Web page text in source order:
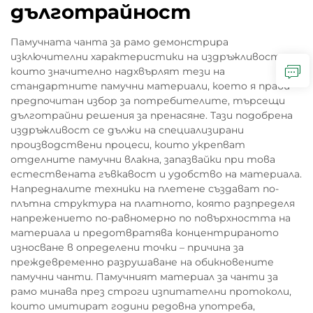
дълготрайност
Памучната чанта за рамо демонстрира
изключителни характеристики на издръжливост,
които значително надхвърлят тези на
стандартните памучни материали, което я прави
предпочитан избор за потребителите, търсещи
дълготрайни решения за пренасяне. Тази подобрена
издръжливост се дължи на специализирани
производствени процеси, които укрепват
отделните памучни влакна, запазвайки при това
естествената гъвкавост и удобство на материала.
Напредналите техники на плетене създават по-
плътна структура на платното, която разпределя
напрежението по-равномерно по повърхността на
материала и предотвратява концентрираното
износване в определени точки – причина за
преждевременно разрушаване на обикновените
памучни чанти. Памучният материал за чанти за
рамо минава през строги изпитателни протоколи,
които имитират години редовна употреба,